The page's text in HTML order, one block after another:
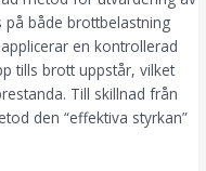
både brottbelastning
en kontrollerad
tills brott uppstår, vilket
Till skillnad från
den “effektiva styrkan”